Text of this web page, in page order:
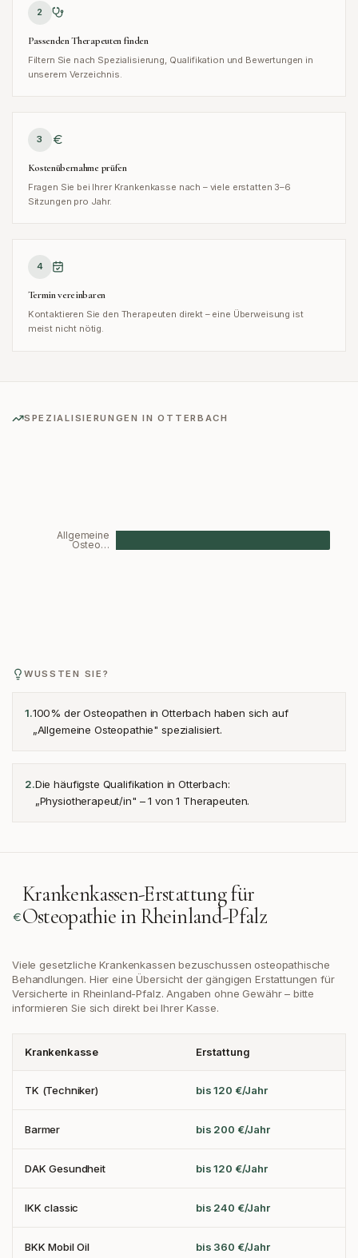
2
Passenden Therapeuten finden
Filtern Sie nach Spezialisierung, Qualifikation und Bewertungen in
unserem Verzeichnis.
3
Kostenübernahme prüfen
Fragen Sie bei Ihrer Krankenkasse nach – viele erstatten 3–6
Sitzungen pro Jahr.
4
Termin vereinbaren
Kontaktieren Sie den Therapeuten direkt – eine Überweisung ist
meist nicht nötig.
SPEZIALISIERUNGEN INOTTERBACH
Allgemeine
Osteo…
WUSSTEN SIE?
1.100% der Osteopathen in Otterbach haben sich auf
„Allgemeine Osteopathie" spezialisiert.
2.Die häufigste Qualifikation in Otterbach:
„Physiotherapeut/in" – 1 von 1 Therapeuten.
Krankenkassen-Erstattung für
Osteopathie inRheinland-Pfalz
Viele gesetzliche Krankenkassen bezuschussen osteopathische
Behandlungen. Hier eine Übersicht der gängigen Erstattungen für
Versicherte in Rheinland-Pfalz. Angaben ohne Gewähr – bitte
informieren Sie sich direkt bei Ihrer Kasse.
Krankenkasse Erstattung
TK (Techniker) bis 120 €/Jahr
Barmer bis 200 €/Jahr
DAK Gesundheit bis 120 €/Jahr
IKK classic bis 240 €/Jahr
BKK Mobil Oil bis 360 €/Jahr